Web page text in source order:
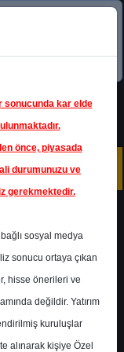
Deniz Yatırım
sonucunda kar elde
önce, piyasada
durumunuzu ve
gerekmektedir.
sosyal medya
sonucu ortaya çıkan
hisse önerileri ve
değildir. Yatırım
kuruluşlar
alınarak kişiye Özel